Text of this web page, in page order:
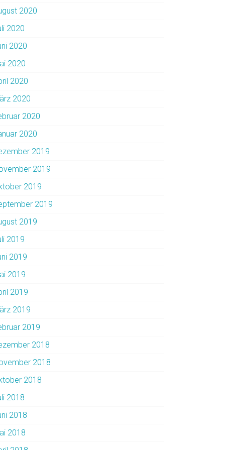
2020
2020
2020
2020
2020
2020
2020
2020
2019
2019
2019
2019
2019
2019
2019
2019
2019
2019
2019
2018
2018
2018
2018
2018
2018